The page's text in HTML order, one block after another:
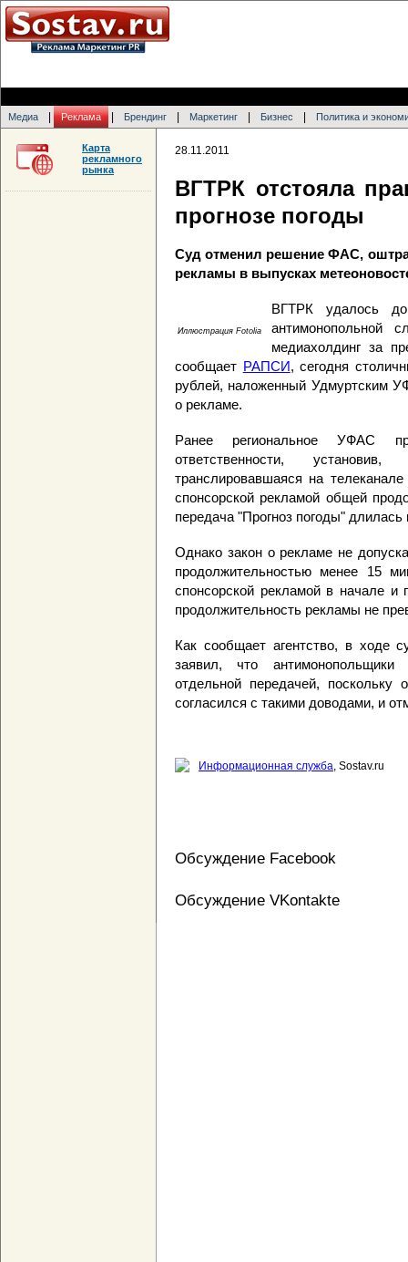
Медиа Реклама Брендинг Маркетинг Бизнес Политика и
28.11.2011
ВГТРК отстояла
прогнозе погоды
Суд отменил решение ФАС,
рекламы в выпусках
Иллюстрация Fotolia
ВГТРК удалось
антимонопольной
медиахолдинг за
сообщает РАПСИ, сегодня
рублей, наложенный Удмуртским
о рекламе.
Ранее региональное УФАС
ответственности,
транслировавшаяся на
спонсорской рекламой общей
передача "Прогноз погоды" длилась
Однако закон о рекламе не
продолжительностью менее 15
спонсорской рекламой в начале
продолжительность рекламы не
Как сообщает агентство, в ходе
заявил, что антимонопольщики
отдельной передачей,
согласился с такими доводами, и
Информационная служба, Sostav.ru
Обсуждение Facebook
Обсуждение VKontakte
Карта
рекламного
рынка